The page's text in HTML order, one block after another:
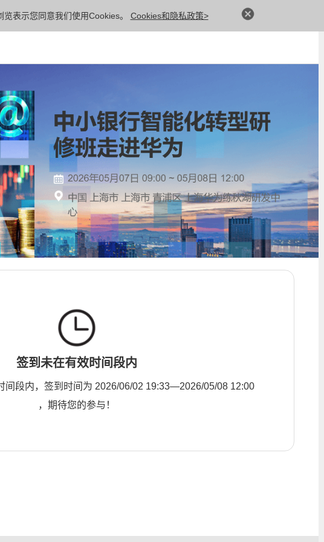
表示您同意我们使用Cookies。 Cookies和隐私政策>
签到未在有效时间段内
间段内，签到时间为 2026/06/02 19:33—2026/05/08 12:00
，期待您的参与！